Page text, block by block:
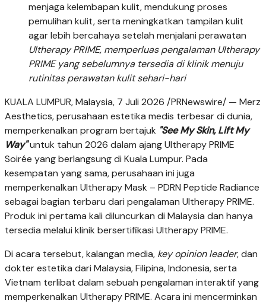
menjaga kelembapan kulit, mendukung proses
pemulihan kulit, serta meningkatkan tampilan kulit
agar lebih bercahaya setelah menjalani perawatan
Ultherapy PRIME, memperluas pengalaman Ultherapy
PRIME yang sebelumnya tersedia di klinik menuju
rutinitas perawatan kulit sehari-hari
KUALA LUMPUR, Malaysia, 7 Juli 2026 /PRNewswire/ — Merz
Aesthetics, perusahaan estetika medis terbesar di dunia,
memperkenalkan program bertajuk "See My Skin, Lift My
Way"untuk tahun 2026 dalam ajang Ultherapy PRIME
Soirée yang berlangsung di Kuala Lumpur. Pada
kesempatan yang sama, perusahaan ini juga
memperkenalkan Ultherapy Mask – PDRN Peptide Radiance
sebagai bagian terbaru dari pengalaman Ultherapy PRIME.
Produk ini pertama kali diluncurkan di Malaysia dan hanya
tersedia melalui klinik bersertifikasi UltherapyPRIME.
Di acara tersebut, kalangan media, key opinion leader, dan
dokter estetika dari Malaysia, Filipina, Indonesia, serta
Vietnam terlibat dalam sebuah pengalaman interaktif yang
memperkenalkan Ultherapy PRIME. Acara ini mencerminkan